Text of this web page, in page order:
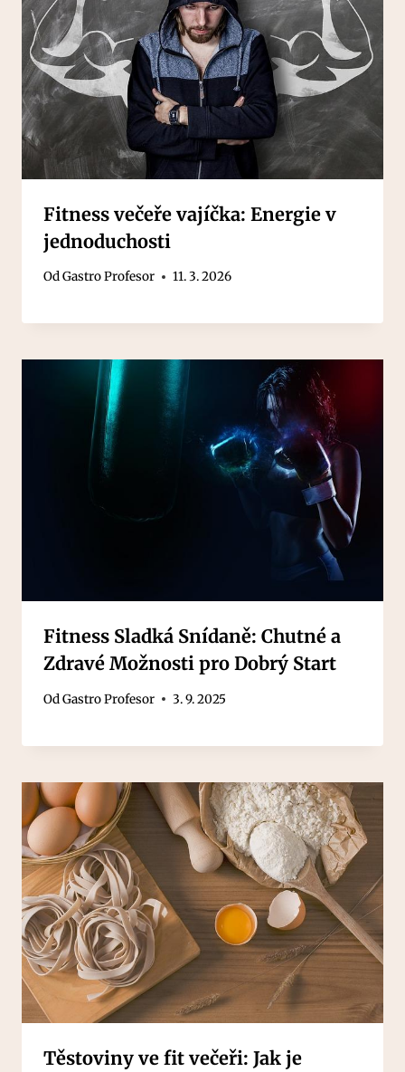
Fitness večeře vajíčka: Energie v
jednoduchosti
OdGastro Profesor 11. 3. 2026
Fitness Sladká Snídaně: Chutné a
Zdravé Možnosti pro Dobrý Start
OdGastro Profesor 3. 9. 2025
Těstoviny ve fit večeři: Jak je